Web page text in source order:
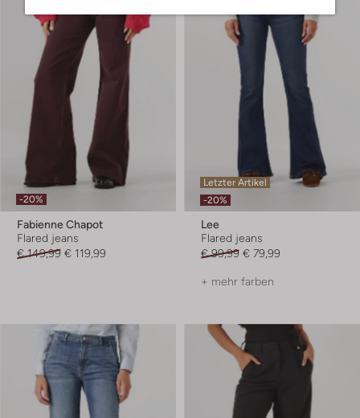
-20%
Fabienne Chapot
Flared jeans
€ 149,99 € 119,99
Letzter Artikel
-20%
Lee
Flared jeans
€ 99,99 € 79,99
+ mehr farben